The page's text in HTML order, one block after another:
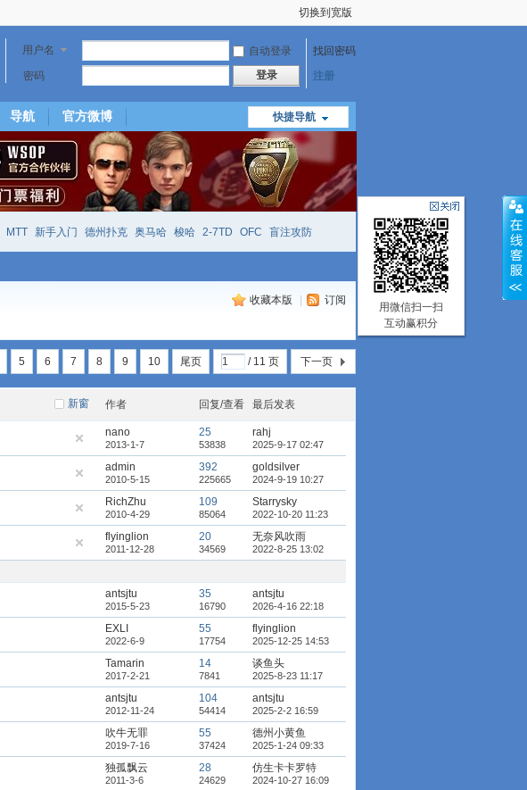
切换到宽版
用户名 自动登录
找回密码
密码
登录 注册
快捷导航
导航 官方微博
MTT 新手入门 德州扑克 奥马哈 梭哈 2-7TD OFC 盲注攻防
收藏本版 订阅
5 6 7 8 9 10 尾页 / 11 页 下一页
新窗 作者 回复/查看 最后发表
nano
2013-1-7
25
53838
rahj
2025-9-17 02:47
admin
2010-5-15
392
225665
goldsilver
2024-9-19 10:27
RichZhu
2010-4-29
109
85064
Starrysky
2022-10-20 11:23
flyinglion
2011-12-28
20
34569
无奈风吹雨
2022-8-25 13:02
antsjtu
2015-5-23
35
16790
antsjtu
2026-4-16 22:18
EXLI
2022-6-9
55
17754
flyinglion
2025-12-25 14:53
Tamarin
2017-2-21
14
7841
谈鱼头
2025-8-23 11:17
antsjtu
2012-11-24
104
54414
antsjtu
2025-2-2 16:59
吹牛无罪
2019-7-16
55
37424
德州小黄鱼
2025-1-24 09:33
独孤飘云
2011-3-6
28
24629
仿生卡卡罗特
2024-10-27 16:09
用微信扫一扫
互动赢积分